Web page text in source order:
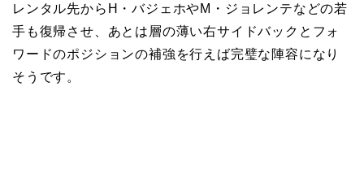
レンタル先からH・バジェホやM・ジョレンテなどの若
手も復帰させ、あとは層の薄い右サイドバックとフォ
ワードのポジションの補強を行えば完璧な陣容になり
そうです。